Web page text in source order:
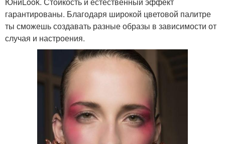
гарантированы. Благодаря широкой цветовой палитре
ты сможешь создавать разные образы в зависимости от
случая и настроения.